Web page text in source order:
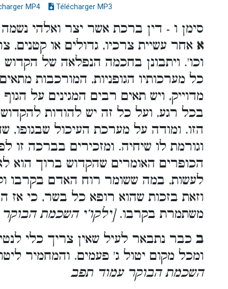
MP4 Télécharger MP3
סימן ו - דין ברכת אשר יצר ואלהי נשמה
א אחר עשיית צרכיו, גדולים או קטנים,
וכו'. ויתבונן בחכמה הנפלאה של
כל מערכותיו הגופניות, המורכבות
מדוייק, ויש תאים רבים המגינים על
בכל רגע, ועל כל זה יש להודות
הזו. ומודה על מערכת העיכול שבגופו,
וגורמת לו שיחיה. ומזכירים בברכה זו
הכופרים האומרים שהקדוש ברוך הוא
לעשות, במה ששומר רוח האדם בקרבו
וזאת בזכות שהוא רופא כל בשר, כי אז
משתמרת בקרבו.[ילקו’י השכמת
ב כבר נתבאר לעיל שאין צריך כלי
ומכל מקום יטול ג' פעמים. והמחמיר
השכמת הבוקר עמוד תפב